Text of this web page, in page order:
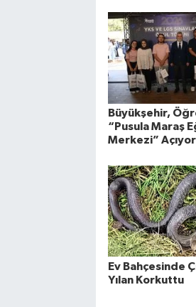
Büyükşehir,
“Pusula Maraş
Merkezi” Açıyor
Ev Bahçesinde
Yılan Korkuttu